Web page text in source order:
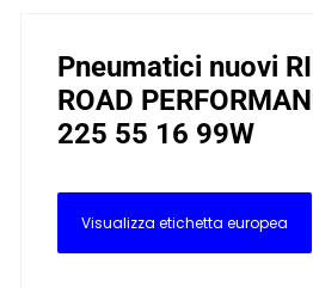
Pneumatici nuovi
ROAD
225 55 16 99W
Visualizza etichetta europea